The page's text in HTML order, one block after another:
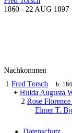
1860 - 22 AUG 1897
Nachkommen
1 Fred Torsch b:
+ Hulda Augusta
2 Rose
+ Elmer T.
Datenschutz